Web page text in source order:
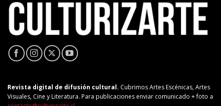
Revista digital de difusión cultural. Cubrimos Artes Escénicas, Artes
Visuales, Cine y Literatura. Para publicaciones enviar comunicado + foto a